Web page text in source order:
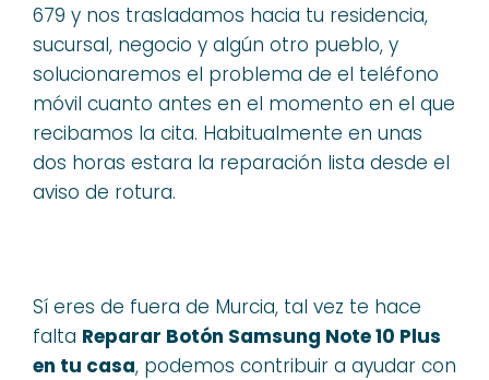
679 y nos trasladamos hacia tu residencia,
sucursal, negocio y algún otro pueblo, y
solucionaremos el problema de el teléfono
móvil cuanto antes en el momento en el que
recibamos la cita. Habitualmente en unas
dos horas estara la reparación lista desde el
aviso de rotura.
Sí eres de fuera de Murcia, tal vez te hace
falta Reparar Botón Samsung Note 10 Plus
en tu casa, podemos contribuir a ayudar con